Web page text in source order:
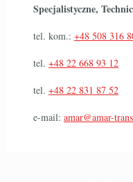
Specjalistyczne,
tel. kom.: +48 508 316
tel. +48 22 668 93 12
tel. +48 22 831 87 52
e-mail: amar@amar-